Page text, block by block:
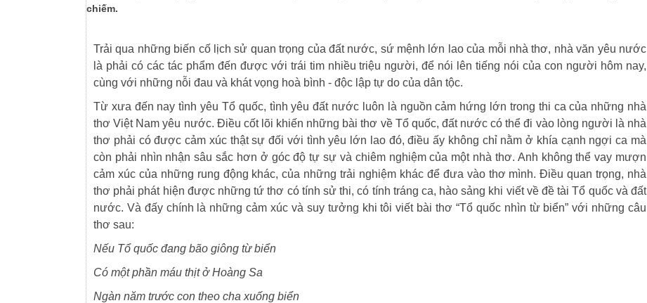
chiếm.
Trải qua những biến cố lịch sử quan trọng của đất nước, sứ mệnh lớn lao của mỗi nhà thơ, nhà văn yêu nước
là phải có các tác phẩm đến được với trái tim nhiều triệu người, để nói lên tiếng nói của con người hôm nay,
cùng với những nỗi đau và khát vọng hoà bình - độc lập tự do của dân tộc.
Từ xưa đến nay tình yêu Tổ quốc, tình yêu đất nước luôn là nguồn cảm hứng lớn trong thi ca của những nhà
thơ Việt Nam yêu nước. Điều cốt lõi khiến những bài thơ về Tổ quốc, đất nước có thể đi vào lòng người là nhà
thơ phải có được cảm xúc thật sự đối với tình yêu lớn lao đó, điều ấy không chỉ nằm ở khía cạnh ngợi ca mà
còn phải nhìn nhận sâu sắc hơn ở góc độ tự sự và chiêm nghiệm của một nhà thơ. Anh không thể vay mượn
cảm xúc của những rung động khác, của những trải nghiệm khác để đưa vào thơ mình. Điều quan trọng, nhà
thơ phải phát hiện được những tứ thơ có tính sử thi, có tính tráng ca, hào sảng khi viết về đề tài Tổ quốc và đất
nước. Và đấy chính là những cảm xúc và suy tưởng khi tôi viết bài thơ “Tổ quốc nhìn từ biển” với những câu
thơ sau:
Nếu Tổ quốc đang bão giông từ biển
Có một phần máu thịt ở Hoàng Sa
Ngàn năm trước con theo cha xuống biển